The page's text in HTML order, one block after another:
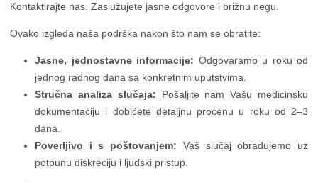
Kontaktirajte nas. Zaslužujete jasne odgovore i brižnu negu.
Ovako izgleda naša podrška nakon što nam se obratite:
Jasne, jednostavne informacije: Odgovaramo u roku od
jednog radnog dana sa konkretnim uputstvima.
Stručna analiza slučaja: Pošaljite nam Vašu medicinsku
dokumentaciju i dobićete detaljnu procenu u roku od 2–3
dana.
Poverljivo i s poštovanjem: Vaš slučaj obrađujemo uz
potpunu diskreciju i ljudski pristup.